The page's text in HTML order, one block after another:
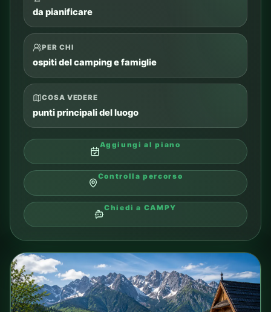
BAGRY
11
Lago Bagry
Spiaggia urbana, passeggiata e relax stagionale
sull’acqua a Cracovia.
TIPO
visita o escursione
SCORRI